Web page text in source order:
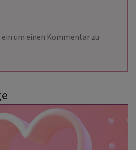
um einen Kommentar zu